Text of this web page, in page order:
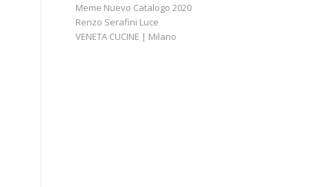
Meme Nuevo Catalogo 2020
Renzo Serafini Luce
VENETA CUCINE | Milano